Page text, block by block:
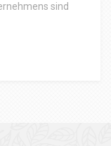
sind